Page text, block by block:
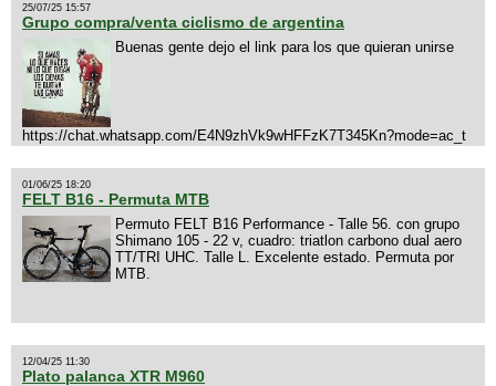
25/07/25 15:57
Grupo compra/venta ciclismo de argentina
Buenas gente dejo el link para los que quieran unirse
https://chat.whatsapp.com/E4N9zhVk9wHFFzK7T345Kn?mode=ac_t
01/06/25 18:20
FELT B16 - Permuta MTB
Permuto FELT B16 Performance - Talle 56. con grupo
Shimano 105 - 22 v, cuadro: triatlon carbono dual aero
TT/TRI UHC. Talle L. Excelente estado. Permuta por
MTB.
12/04/25 11:30
Plato palanca XTR M960